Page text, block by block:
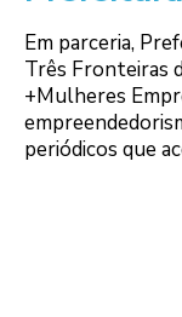
Em parceria,
Três Fronteiras
+Mulheres
periódicos que